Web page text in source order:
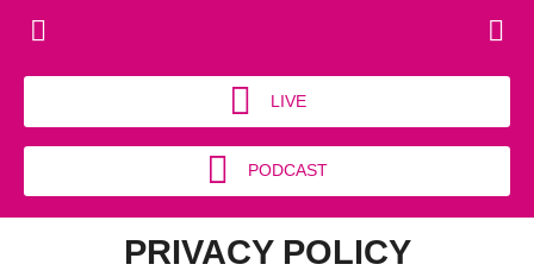
LIVE
PODCAST
PRIVACY POLICY